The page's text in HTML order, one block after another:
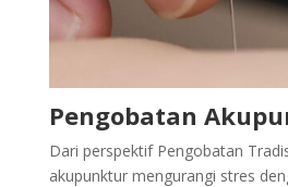
Pengobatan
Dari perspektif Pengobatan
akupunktur mengurangi stres